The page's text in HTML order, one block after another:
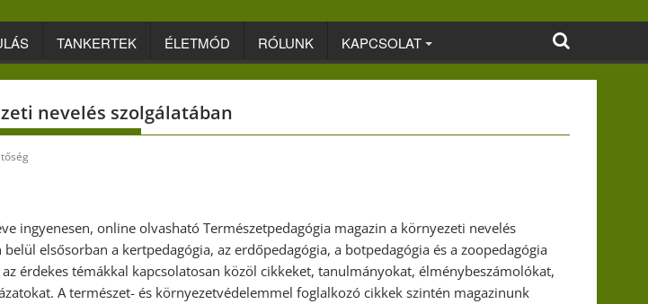
TANKERTEK ÉLETMÓD RÓLUNK KAPCSOLAT
nevelés szolgálatában
ingyenesen, online olvasható Természetpedagógia magazin a környezeti nevelés
elsősorban a kertpedagógia, az erdőpedagógia, a botpedagógia és a zoopedagógia
érdekes témákkal kapcsolatosan közöl cikkeket, tanulmányokat, élménybeszámolókat,
A természet- és környezetvédelemmel foglalkozó cikkek szintén magazinunk